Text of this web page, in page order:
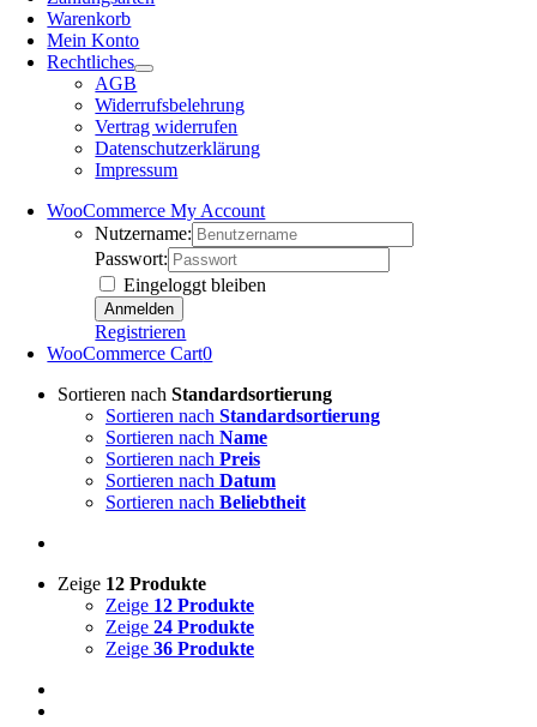
Warenkorb
Mein Konto
Rechtliches
AGB
Widerrufsbelehrung
Vertrag widerrufen
Datenschutzerklärung
Impressum
WooCommerce My Account
Nutzername:
Passwort:
Eingeloggt bleiben
Registrieren
WooCommerce Cart0
Sortieren nach Standardsortierung
Sortieren nach Standardsortierung
Sortieren nach Name
Sortieren nach Preis
Sortieren nach Datum
Sortieren nach Beliebtheit
Zeige 12 Produkte
Zeige 12 Produkte
Zeige 24 Produkte
Zeige 36 Produkte